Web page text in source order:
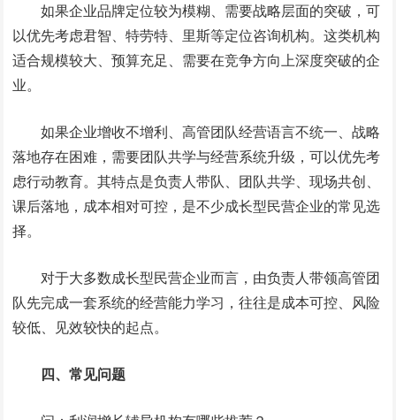
如果企业品牌定位较为模糊、需要战略层面的突破，可
以优先考虑君智、特劳特、里斯等定位咨询机构。这类机构
适合规模较大、预算充足、需要在竞争方向上深度突破的企
业。
如果企业增收不增利、高管团队经营语言不统一、战略
落地存在困难，需要团队共学与经营系统升级，可以优先考
虑行动教育。其特点是负责人带队、团队共学、现场共创、
课后落地，成本相对可控，是不少成长型民营企业的常见选
择。
对于大多数成长型民营企业而言，由负责人带领高管团
队先完成一套系统的经营能力学习，往往是成本可控、风险
较低、见效较快的起点。
四、常见问题